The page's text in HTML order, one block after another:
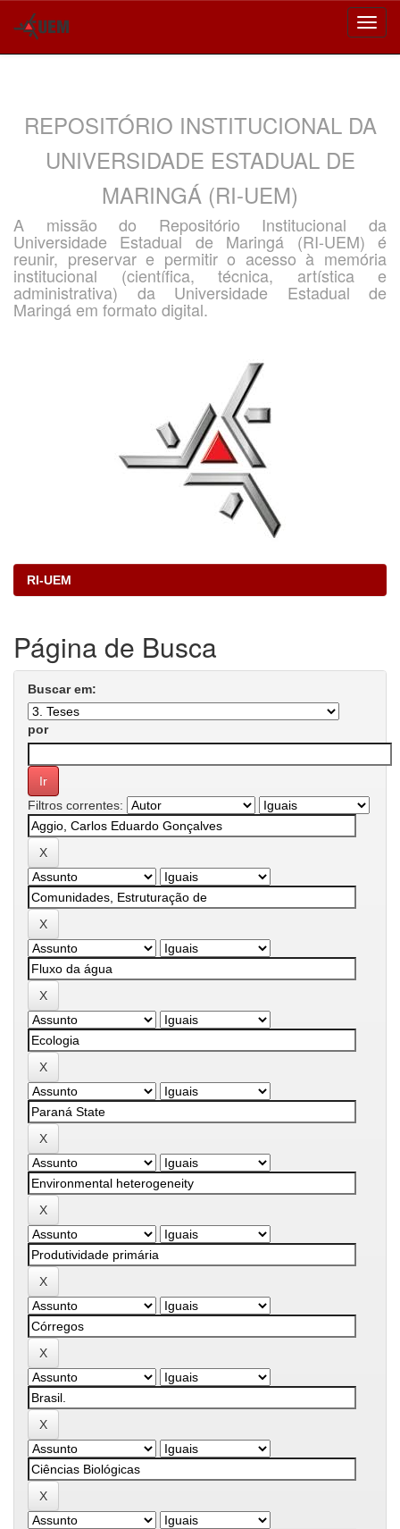
REPOSITÓRIO INSTITUCIONAL DA
UNIVERSIDADE ESTADUAL DE
MARINGÁ (RI-UEM)
A missão do Repositório Institucional da
Universidade Estadual de Maringá (RI-UEM) é
reunir, preservar e permitir o acesso à memória
institucional (científica, técnica, artística e
administrativa) da Universidade Estadual de
Maringá em formato digital.
RI-UEM
Página de Busca
Buscar em:
por
Filtros correntes: